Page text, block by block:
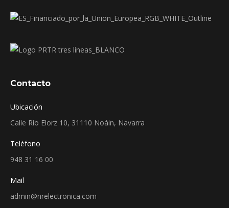
Contacto
Ubicación
Calle Río Elorz 10, 31110 Noáin, Navarra
Teléfono
948 31 16 00
Mail
admin@nrelectronica.com